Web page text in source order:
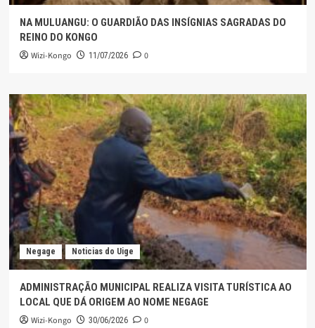
NA MULUANGU: O GUARDIÃO DAS INSÍGNIAS SAGRADAS DO
REINO DO KONGO
Wizi-Kongo 11/07/2026 0
Negage Noticias do Uige
ADMINISTRAÇÃO MUNICIPAL REALIZA VISITA TURÍSTICA AO
LOCAL QUE DÁ ORIGEM AO NOME NEGAGE
Wizi-Kongo 30/06/2026 0